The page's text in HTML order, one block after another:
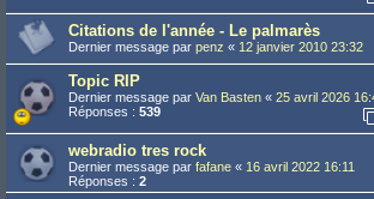
Citations de l'année - Le palmarès
Dernier message par penz « 12 janvier 2010 23:32
Topic RIP
Dernier message par Van Basten « 25 avril 2026
Réponses : 539
webradio tres rock
Dernier message par fafane « 16 avril 2022 16:11
Réponses : 2